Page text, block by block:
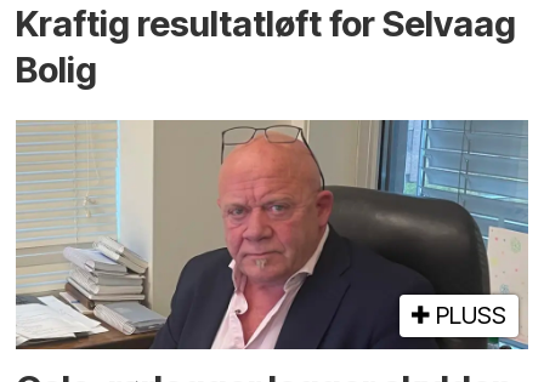
Kraftig resultatløft for Selvaag
Bolig
PLUSS